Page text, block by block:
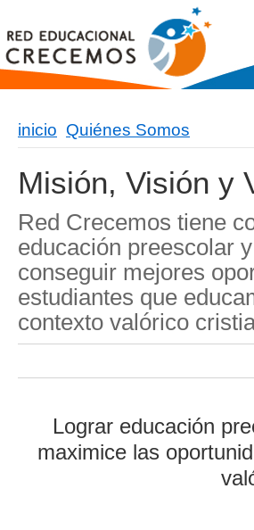
inicio Quiénes Somos
Misión, Visión y
Red Crecemos tiene
educación preescolar
conseguir mejores
estudiantes que
contexto valórico
Lograr educación
maximice las